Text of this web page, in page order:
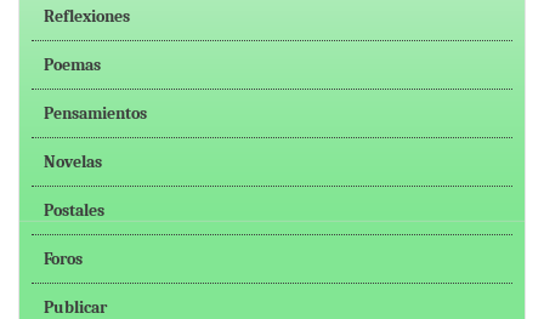
Reflexiones
Poemas
Pensamientos
Novelas
Postales
Foros
Publicar